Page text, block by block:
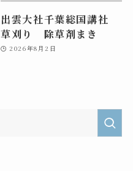
出雲大社千葉総国講社
草刈り 除草剤まき
2026年8月2日